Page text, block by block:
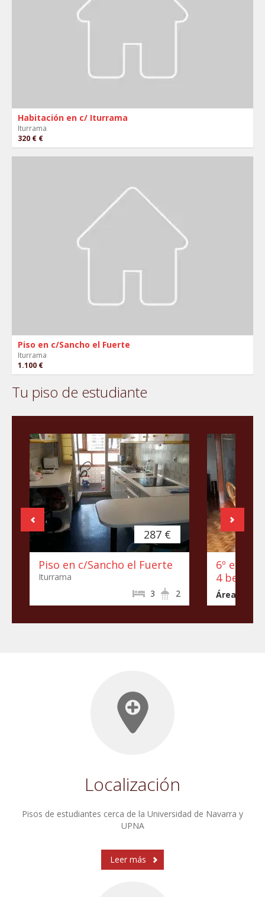
Habitación en c/ Iturrama
Iturrama
320 € €
Piso en c/Sancho el Fuerte
Iturrama
1.100 €
Tu piso de estudiante
287 €
Piso en c/Sancho el Fuerte
Iturrama
2
3
6º en c/
4 beds
Área:
Localización
Pisos de estudiantes cerca de la Universidad de Navarra y
UPNA
Leer más